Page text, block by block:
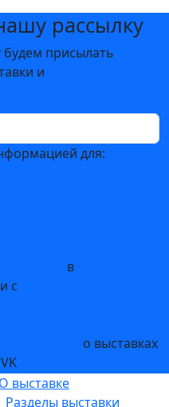
рассылку
присылать
и
для:
в
с
о выставках
О выставке
Разделы выставки